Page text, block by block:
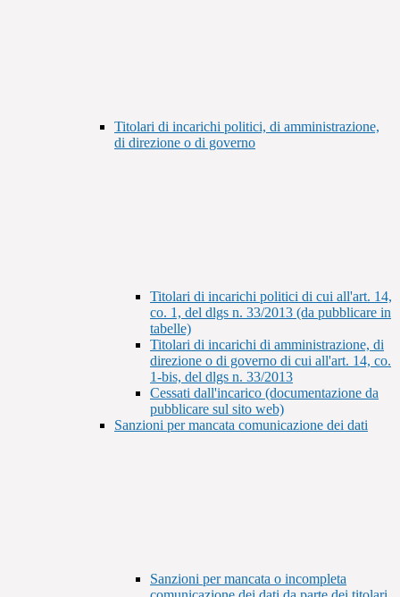
Titolari di incarichi politici, di amministrazione,
di direzione o di governo
Titolari di incarichi politici di cui all'art. 14,
co. 1, del dlgs n. 33/2013 (da pubblicare in
tabelle)
Titolari di incarichi di amministrazione, di
direzione o di governo di cui all'art. 14, co.
1-bis, del dlgs n. 33/2013
Cessati dall'incarico (documentazione da
pubblicare sul sito web)
Sanzioni per mancata comunicazione dei dati
Sanzioni per mancata o incompleta